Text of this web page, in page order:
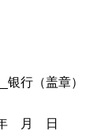
盖章）
日